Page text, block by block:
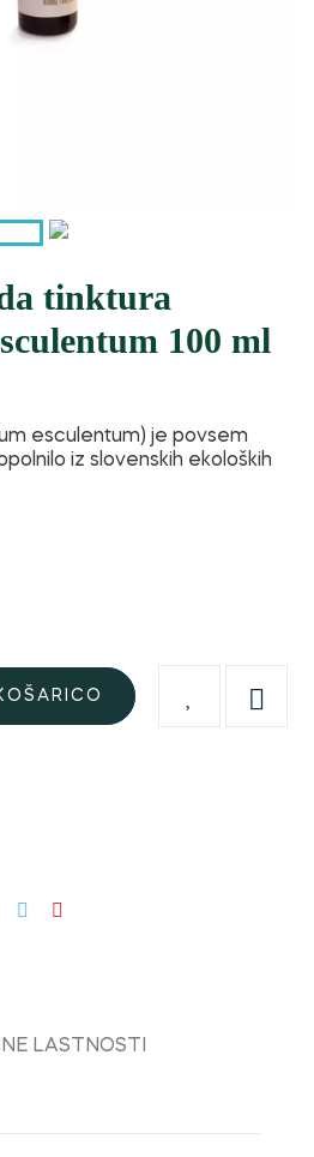
tinktura
100 ml
esculentum) je povsem
iz slovenskih ekoloških

LASTNOSTI